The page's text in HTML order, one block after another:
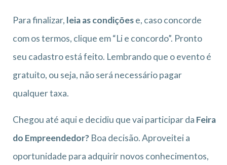
Para finalizar, leia as condiçõese, caso concorde
com os termos, clique em “Li e concordo”. Pronto
seu cadastro está feito. Lembrando que o evento é
gratuito, ou seja, não será necessário pagar
qualquer taxa.
Chegou até aqui e decidiu que vai participar da Feira
do Empreendedor? Boa decisão. Aproveitei a
oportunidade para adquirir novos conhecimentos,